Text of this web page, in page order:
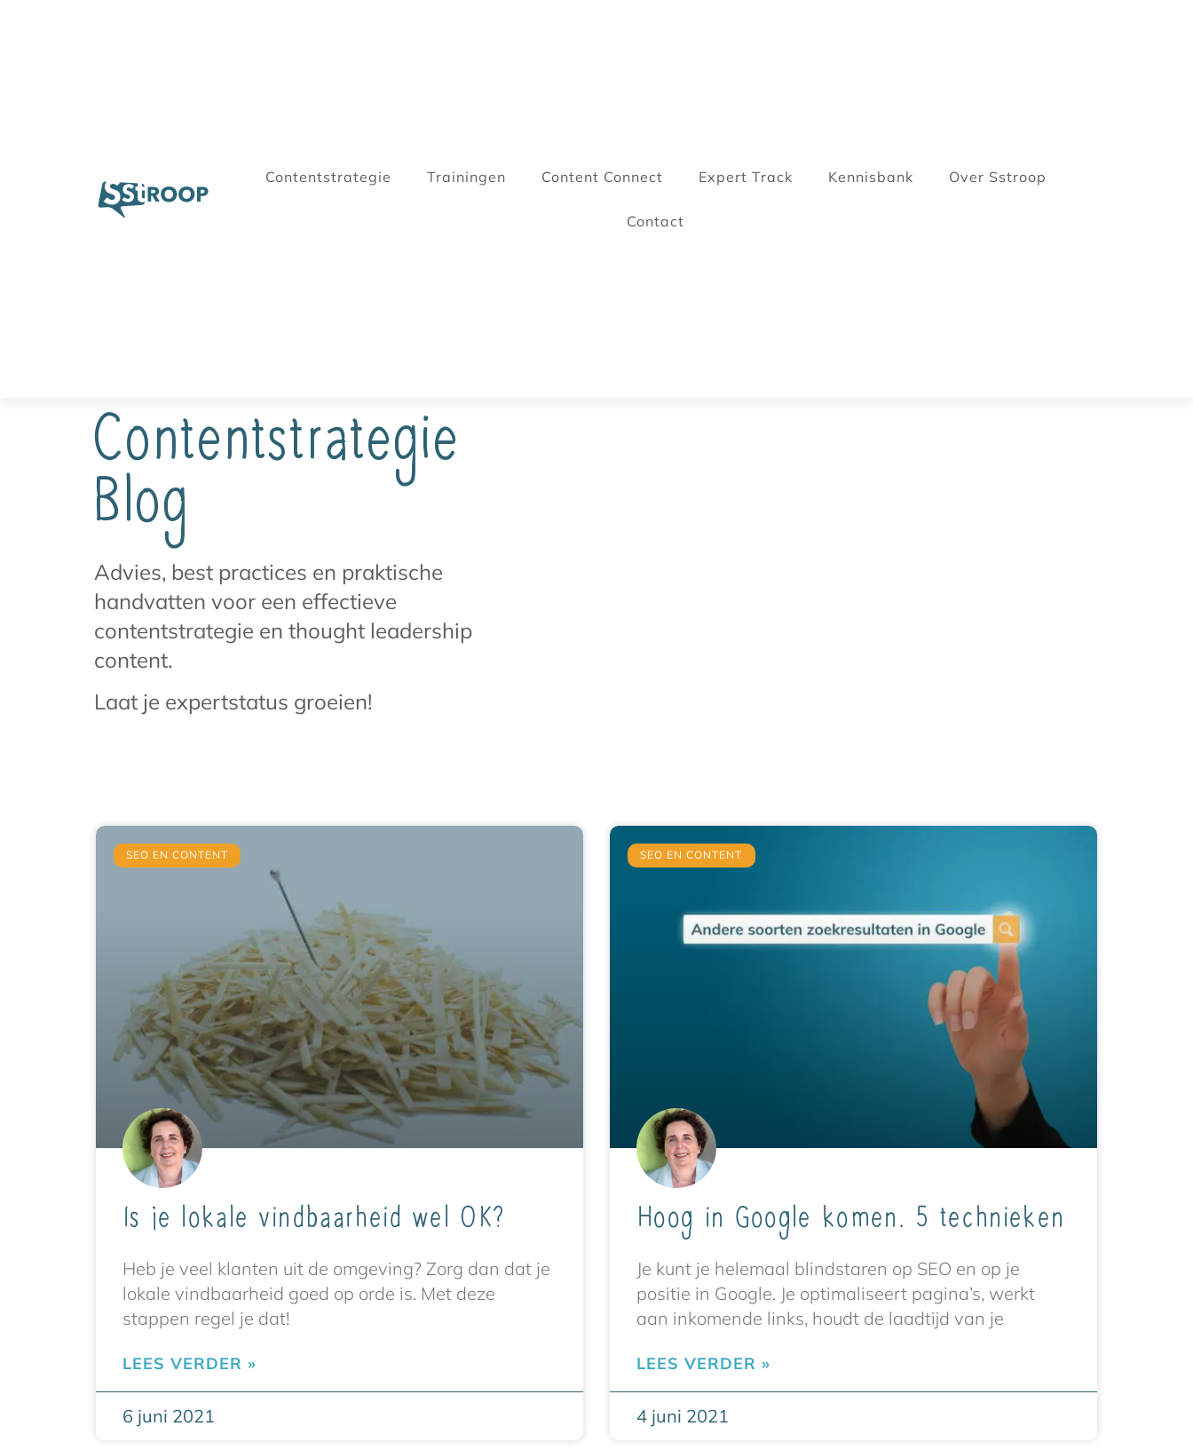
Contentstrategie Trainingen Content Connect Expert Track Kennisbank Over Sstroop
Contact
Contentstrategie
Blog
Advies, best practices en praktische
handvatten voor een effectieve
contentstrategie en thought leadership
content.
Laat je expertstatus groeien!
SEO EN CONTENT
Is je lokale vindbaarheid wel OK?
Heb je veel klanten uit de omgeving? Zorg dan dat je
lokale vindbaarheid goed op orde is. Met deze
stappen regel je dat!
LEES VERDER »
6 juni 2021
SEO EN CONTENT
Hoog in Google komen. 5 technieken
Je kunt je helemaal blindstaren op SEO en op je
positie in Google. Je optimaliseert pagina’s, werkt
aan inkomende links, houdt de laadtijd van je
LEES VERDER »
4 juni 2021